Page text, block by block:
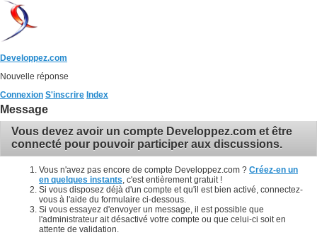
Developpez.com
Nouvelle réponse
Connexion S'inscrire Index
Message
Vous devez avoir un compte Developpez.com et être
connecté pour pouvoir participer aux discussions.
Vous n'avez pas encore de compte Developpez.com ? Créez-en un
en quelques instants , c'est entièrement gratuit !
Si vous disposez déjà d'un compte et qu'il est bien activé, connectez-
vous à l'aide du formulaire ci-dessous.
Si vous essayez d'envoyer un message, il est possible que
l'administrateur ait désactivé votre compte ou que celui-ci soit en
attente de validation.